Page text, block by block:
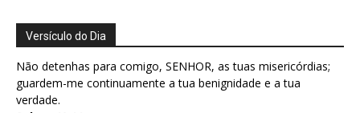
Versículo do Dia
Não detenhas para comigo, SENHOR, as tuas misericórdias;
guardem-me continuamente a tua benignidade e a tua
verdade.